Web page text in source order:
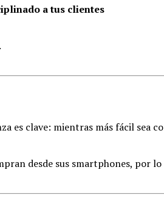
a tus clientes
es clave: mientras más fácil sea
desde sus smartphones,